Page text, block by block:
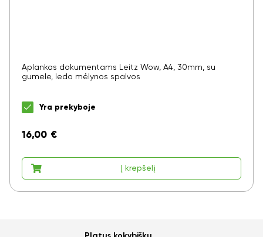
Aplankas dokumentams Leitz Wow, A4, 30mm, su
gumele, ledo mėlynos spalvos
Yra prekyboje
16,00 €
Į krepšelį